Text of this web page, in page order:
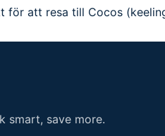
för att resa till Cocos
smart, save more.